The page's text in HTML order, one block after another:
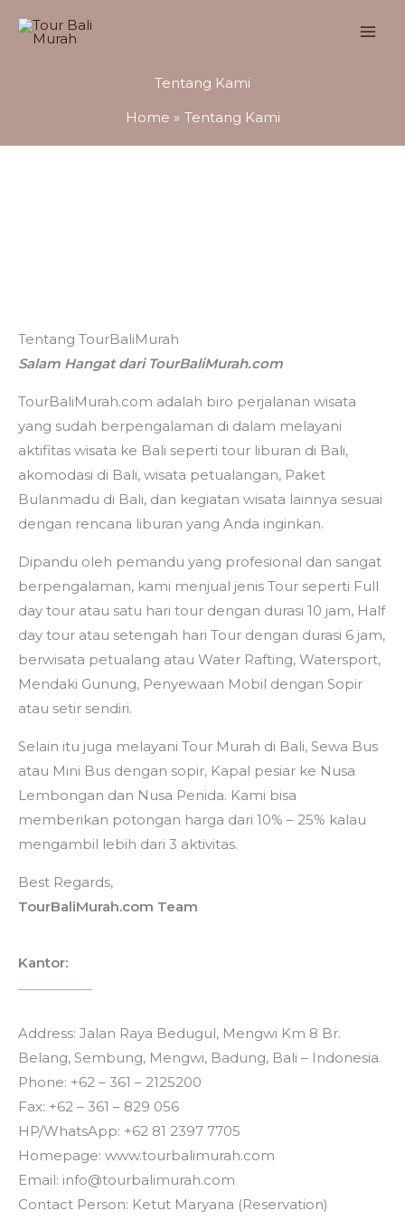
Tentang Kami
Home
Tentang Kami
Tentang TourBaliMurah
Salam Hangat dari TourBaliMurah.com
TourBaliMurah.com adalah biro perjalanan wisata
yang sudah berpengalaman di dalam melayani
aktifitas wisata ke Bali seperti tour liburan di Bali,
akomodasi di Bali, wisata petualangan, Paket
Bulanmadu di Bali, dan kegiatan wisata lainnya sesuai
dengan rencana liburan yang Anda inginkan.
Dipandu oleh pemandu yang profesional dan sangat
berpengalaman, kami menjual jenis Tour seperti Full
day tour atau satu hari tour dengan durasi 10 jam, Half
day tour atau setengah hari Tour dengan durasi 6 jam,
berwisata petualang atau Water Rafting, Watersport,
Mendaki Gunung, Penyewaan Mobil dengan Sopir
atau setir sendiri.
Selain itu juga melayani Tour Murah di Bali, Sewa Bus
atau Mini Bus dengan sopir, Kapal pesiar ke Nusa
Lembongan dan Nusa Penida. Kami bisa
memberikan potongan harga dari 10% – 25% kalau
mengambil lebih dari 3 aktivitas.
Best Regards,
TourBaliMurah.com Team
Kantor:
Address: Jalan Raya Bedugul, Mengwi Km 8 Br.
Belang, Sembung, Mengwi, Badung, Bali – Indonesia.
Phone: +62 – 361 – 2125200
Fax: +62 – 361 – 829 056
HP/WhatsApp: +62 81 2397 7705
Homepage: www.tourbalimurah.com
Email: info@tourbalimurah.com
Contact Person: Ketut Maryana (Reservation)